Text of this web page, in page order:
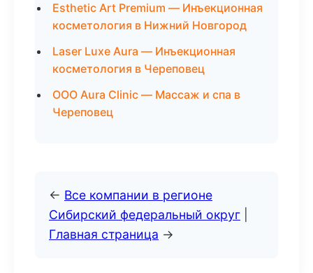
Esthetic Art Premium — Инъекционная
косметология в Нижний Новгород
Laser Luxe Aura — Инъекционная
косметология в Череповец
ООО Aura Clinic — Массаж и спа в
Череповец
← Все компании в регионе
Сибирский федеральный округ
Главная страница →